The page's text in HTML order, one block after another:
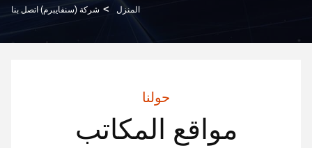
المنزل > شركة (سنفايبرم) اتصل بنا
حولنا
مواقع المكاتب